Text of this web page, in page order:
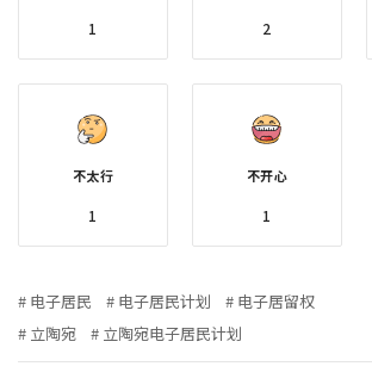
1 2
不太行
1
不开心
1
电子居民 电子居民计划
电子居留权
立陶宛
立陶宛电子居民计划